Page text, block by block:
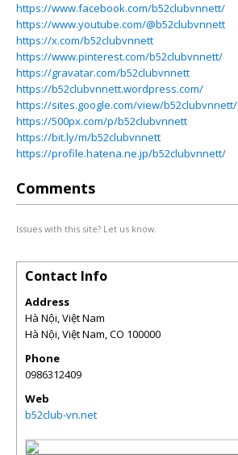
https://www.facebook.com/b52clubvnnett/
https://www.youtube.com/@b52clubvnnett
https://x.com/b52clubvnnett
https://www.pinterest.com/b52clubvnnett/
https://gravatar.com/b52clubvnnett
https://b52clubvnnett.wordpress.com/
https://sites.google.com/view/b52clubvnnett/
https://500px.com/p/b52clubvnnett
https://bit.ly/m/b52clubvnnett
https://profile.hatena.ne.jp/b52clubvnnett/
Comments
Issues with this site? Let us know.
Contact Info
Address
Hà Nội, Việt Nam
Hà Nội, Việt Nam,CO 100000
Phone
0986312409
Web
b52club-vn.net